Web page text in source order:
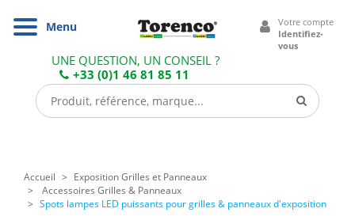
UNE QUESTION, UN CONSEIL ?
+33 (0)1 46 81 85 11
Votre compte
Identifiez-
vous
Navigation
Menu
Accueil
Exposition Grilles et Panneaux
Accessoires Grilles & Panneaux
Spots lampes LED puissants pour grilles & panneaux d'exposition